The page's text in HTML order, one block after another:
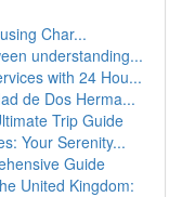
Char...
understanding...
with 24 Hou...
de Dos Herma...
Trip Guide
Your Serenity...
Guide
United Kingdom: